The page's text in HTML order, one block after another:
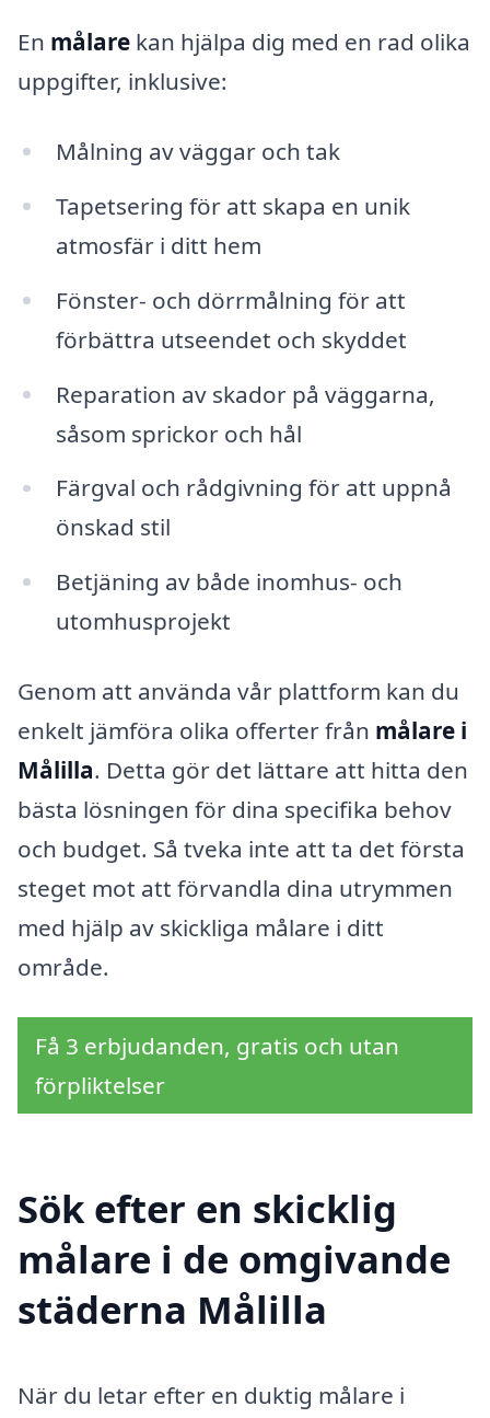
En målare kan hjälpa dig med en rad olika
uppgifter, inklusive:
Målning av väggar och tak
Tapetsering för att skapa en unik
atmosfär i ditt hem
Fönster- och dörrmålning för att
förbättra utseendet och skyddet
Reparation av skador på väggarna,
såsom sprickor och hål
Färgval och rådgivning för att uppnå
önskad stil
Betjäning av både inomhus- och
utomhusprojekt
Genom att använda vår plattform kan du
enkelt jämföra olika offerter från målare i
Målilla. Detta gör det lättare att hitta den
bästa lösningen för dina specifika behov
och budget. Så tveka inte att ta det första
steget mot att förvandla dina utrymmen
med hjälp av skickliga målare i ditt
område.
Få 3 erbjudanden, gratis och utan
förpliktelser
Sök efter en skicklig
målare i de omgivande
städerna Målilla
När du letar efter en duktig målare i